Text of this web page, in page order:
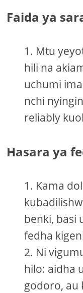
Faida ya
Mtu
hili na
uchumi
nchi
reliably
Hasara ya
Kama
benki, basi
fedha
Ni
hilo: aidha
godoro, au